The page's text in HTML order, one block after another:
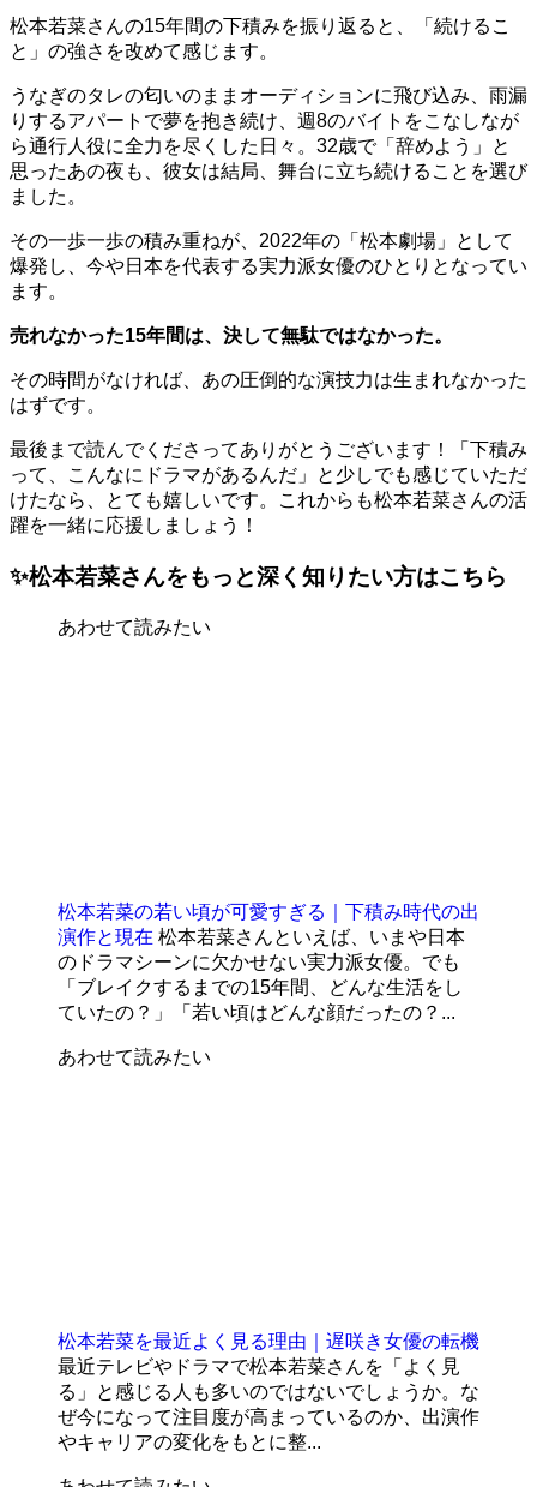
松本若菜さんの15年間の下積みを振り返ると、「続けるこ
と」の強さを改めて感じます。
うなぎのタレの匂いのままオーディションに飛び込み、雨漏
りするアパートで夢を抱き続け、週8のバイトをこなしなが
ら通行人役に全力を尽くした日々。32歳で「辞めよう」と
思ったあの夜も、彼女は結局、舞台に立ち続けることを選び
ました。
その一歩一歩の積み重ねが、2022年の「松本劇場」として
爆発し、今や日本を代表する実力派女優のひとりとなってい
ます。
売れなかった15年間は、決して無駄ではなかった。
その時間がなければ、あの圧倒的な演技力は生まれなかった
はずです。
最後まで読んでくださってありがとうございます！「下積み
って、こんなにドラマがあるんだ」と少しでも感じていただ
けたなら、とても嬉しいです。これからも松本若菜さんの活
躍を一緒に応援しましょう！
✨松本若菜さんをもっと深く知りたい方はこちら
あわせて読みたい
松本若菜の若い頃が可愛すぎる｜下積み時代の出
演作と現在 松本若菜さんといえば、いまや日本
のドラマシーンに欠かせない実力派女優。でも
「ブレイクするまでの15年間、どんな生活をし
ていたの？」「若い頃はどんな顔だったの？...
あわせて読みたい
松本若菜を最近よく見る理由｜遅咲き女優の転機
最近テレビやドラマで松本若菜さんを「よく見
る」と感じる人も多いのではないでしょうか。な
ぜ今になって注目度が高まっているのか、出演作
やキャリアの変化をもとに整...